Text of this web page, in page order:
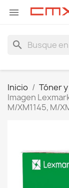

search
Inicio Tóner
Imagen
M/XM1145, M/